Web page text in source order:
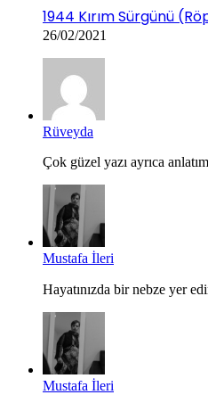
1944 Kırım Sürgünü
26/02/2021
Rüveyda
Çok güzel yazı ayrıca
Mustafa İleri
Hayatınızda bir nebze yer
Mustafa İleri